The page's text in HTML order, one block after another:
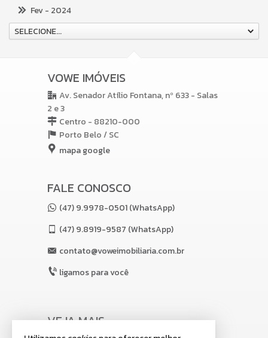
Fev- 2024
SELECIONE...
VOWE IMÓVEIS
Av. Senador Atílio Fontana, nº 633 - Salas
2 e 3
Centro - 88210-000
Porto Belo /SC
mapa google
FALE CONOSCO
(47) 9.9978-0501 (WhatsApp)
(47)9.8919-9587 (WhatsApp)
contato@voweimobiliaria.com.br
ligamos para você
VEJA MAIS